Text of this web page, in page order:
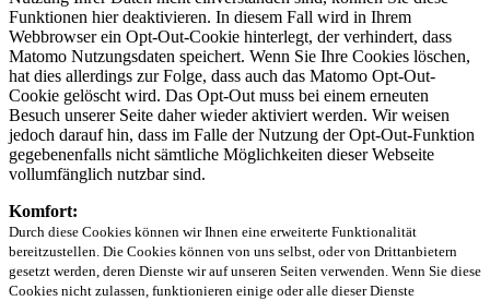
Funktionen hier deaktivieren. In diesem Fall wird in Ihrem
Webbrowser ein Opt-Out-Cookie hinterlegt, der verhindert, dass
Matomo Nutzungsdaten speichert. Wenn Sie Ihre Cookies löschen,
hat dies allerdings zur Folge, dass auch das Matomo Opt-Out-
Cookie gelöscht wird. Das Opt-Out muss bei einem erneuten
Besuch unserer Seite daher wieder aktiviert werden. Wir weisen
jedoch darauf hin, dass im Falle der Nutzung der Opt-Out-Funktion
gegebenenfalls nicht sämtliche Möglichkeiten dieser Webseite
vollumfänglich nutzbar sind.
Komfort:
Durch diese Cookies können wir Ihnen eine erweiterte Funktionalität
bereitzustellen. Die Cookies können von uns selbst, oder von Drittanbietern
gesetzt werden, deren Dienste wir auf unseren Seiten verwenden. Wenn Sie diese
Cookies nicht zulassen, funktionieren einige oder alle dieser Dienste